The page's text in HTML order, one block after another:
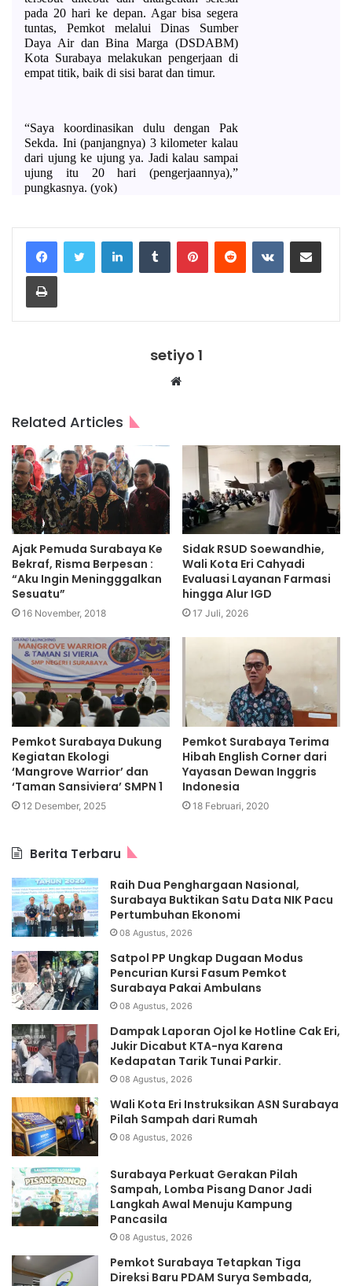
pada 20 hari ke depan. Agar bisa segera
tuntas, Pemkot melalui Dinas Sumber
Daya Air dan Bina Marga (DSDABM)
Kota Surabaya melakukan pengerjaan di
empat titik, baik di sisi barat dan timur.
“Saya koordinasikan dulu dengan Pak
Sekda. Ini (panjangnya) 3 kilometer kalau
dari ujung ke ujung ya. Jadi kalau sampai
ujung itu 20 hari (pengerjaannya),”
pungkasnya. (yok)
LinkedInTumblr PinterestReddit VKontakteShare via Email
Print
setiyo 1
Website
Related Articles
Ajak Pemuda Surabaya Ke
Bekraf, Risma Berpesan :
“Aku Ingin Meningggalkan
Sesuatu”
16 November, 2018
Sidak RSUD Soewandhie,
Wali Kota Eri Cahyadi
Evaluasi Layanan Farmasi
hingga Alur IGD
17 Juli, 2026
Pemkot Surabaya Dukung
Kegiatan Ekologi
‘Mangrove Warrior’ dan
‘Taman Sansiviera’ SMPN 1
12 Desember, 2025
Pemkot Surabaya Terima
Hibah English Corner dari
Yayasan Dewan Inggris
Indonesia
18 Februari, 2020
Berita Terbaru
Raih Dua Penghargaan Nasional,
Surabaya Buktikan Satu Data NIK Pacu
Pertumbuhan Ekonomi
08 Agustus, 2026
Satpol PP Ungkap Dugaan Modus
Pencurian Kursi Fasum Pemkot
Surabaya Pakai Ambulans
08 Agustus, 2026
Dampak Laporan Ojol ke Hotline Cak Eri,
Jukir Dicabut KTA-nya Karena
Kedapatan Tarik Tunai Parkir.
08 Agustus, 2026
Wali Kota Eri Instruksikan ASN Surabaya
Pilah Sampah dari Rumah
08 Agustus, 2026
Surabaya Perkuat Gerakan Pilah
Sampah, Lomba Pisang Danor Jadi
Langkah Awal Menuju Kampung
Pancasila
08 Agustus, 2026
Pemkot Surabaya Tetapkan Tiga
Direksi Baru PDAM Surya Sembada,